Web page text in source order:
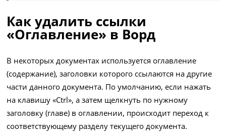
Как удалить ссылки
«Оглавление» в Ворд
В некоторых документах используется оглавление
(содержание), заголовки которого ссылаются на другие
части данного документа. По умолчанию, если нажать
на клавишу «Ctrl», а затем щелкнуть по нужному
заголовку (главе) в оглавлении, происходит переход к
соответствующему разделу текущего документа.